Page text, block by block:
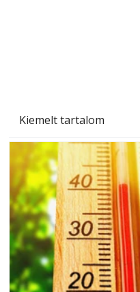
Kiemelt tartalom